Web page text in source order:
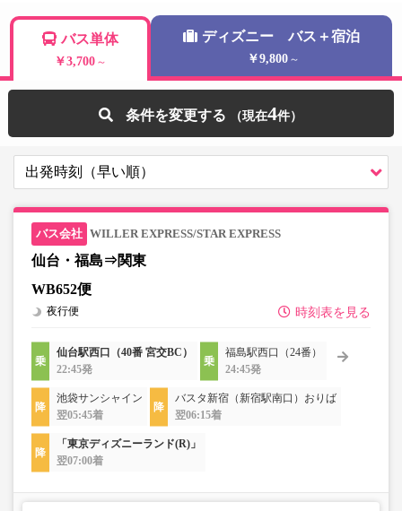
バス単体
￥3,700 ～
ディズニー バス＋宿泊
￥9,800 ～
条件を変更する 4
WILLER EXPRESS/STAR EXPRESS
仙台・福島⇒関東
WB652便
時刻表を見る
夜行便
仙台駅西口（40番 宮交BC）
22:45発
福島駅西口（24番）
24:45発
池袋サンシャイン
翌05:45着
バスタ新宿（新宿駅南口）おりば
翌06:15着
「東京ディズニーランド(R)」
翌07:00着